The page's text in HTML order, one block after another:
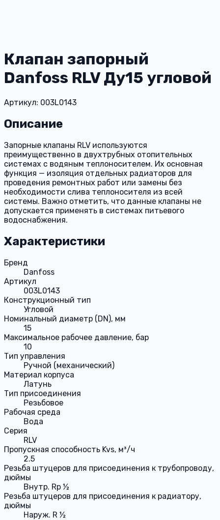
Клапан запорный
Danfoss RLV Ду15 угловой
Артикул: 003L0143
Описание
Запорные клапаны RLV используются
преимущественно в двухтрубных отопительных
системах с водяным теплоносителем. Их основная
функция — изоляция отдельных радиаторов для
проведения ремонтных работ или замены без
необходимости слива теплоносителя из всей
системы. Важно отметить, что данные клапаны не
допускается применять в системах питьевого
водоснабжения.
Характеристики
Бренд
Danfoss
Артикул
003L0143
Конструкционный тип
Угловой
Номинальный диаметр (DN), мм
15
Максимальное рабочее давление, бар
10
Тип управления
Ручной (механический)
Материал корпуса
Латунь
Тип присоединения
Резьбовое
Рабочая среда
Вода
Серия
RLV
Пропускная способность Kvs, м³/ч
2.5
Резьба штуцеров для присоединения к трубопроводу,
дюймы
Внутр. Rp ½
Резьба штуцеров для присоединения к радиатору,
дюймы
Наруж. R ½